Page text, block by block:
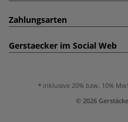
Zahlungsarten
Gerstaecker im Social Web
inklusive 20% bzw. 10%
© 2026